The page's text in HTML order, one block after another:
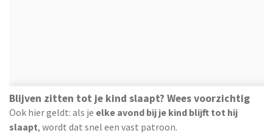
Blijven zitten tot je kind slaapt? Wees voorzichtig
Ook hier geldt: als je elke avond bij je kind blijft tot hij
slaapt, wordt dat snel een vast patroon.